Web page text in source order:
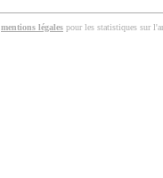
mentions légales pour les statistiques sur